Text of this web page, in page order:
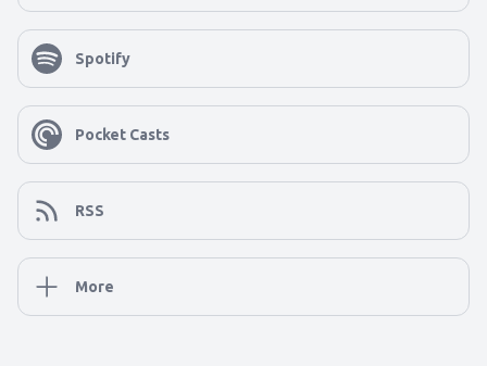
Spotify
Pocket Casts
RSS
More